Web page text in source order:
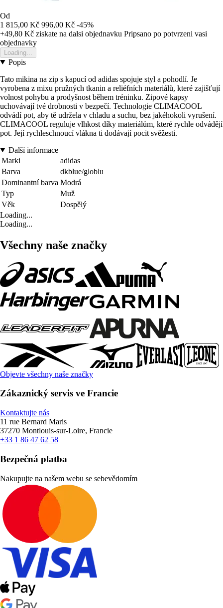
Od
1 815,00 Kč 996,00 Kč -45%
+49,80 Kč ziskate na dalsi objednavku Pripsano po potvrzeni vasi
objednavky
Loading...
Popis
Tato mikina na zip s kapucí od adidas spojuje styl a pohodlí. Je
vyrobena z mixu pružných tkanin a reliéfních materiálů, které zajišťují
volnost pohybu a prodyšnost během tréninku. Zipové kapsy
uchovávají tvé drobnosti v bezpečí. Technologie CLIMACOOL
odvádí pot, aby tě udržela v chladu a suchu, bez jakéhokoli vyrušení.
CLIMACOOL reguluje vlhkost díky materiálům, které rychle odvádějí
pot. Její rychleschnoucí vlákna ti dodávají pocit svěžesti.
Další informace
Marki
adidas
Barva
dkblue/globlu
Dominantní barva Modrá
Typ
Muž
Věk
Dospělý
Loading...
Loading...
Všechny naše značky
Objevte všechny naše značky
Zákaznický servis ve Francie
Kontaktujte nás
11 rue Bernard Maris
37270 Montlouis-sur-Loire, Francie
+33 1 86 47 62 58
Bezpečná platba
Nakupujte na našem webu se sebevědomím